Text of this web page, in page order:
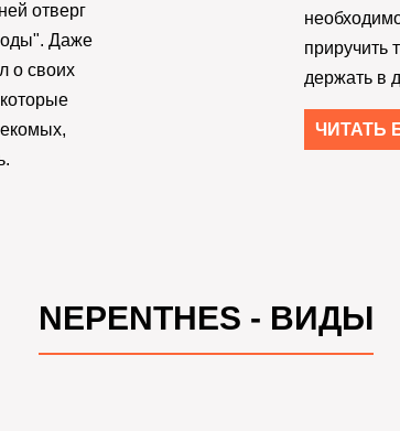
отверг
Даже
о своих
приручить
держать в
ЧИТАТЬ
NEPENTHES - ВИДЫ